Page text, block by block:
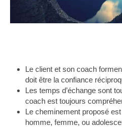
Le client et son coach
doit être la confiance
Les temps d’échange sont
coach est toujours
Le cheminement proposé
homme, femme, ou